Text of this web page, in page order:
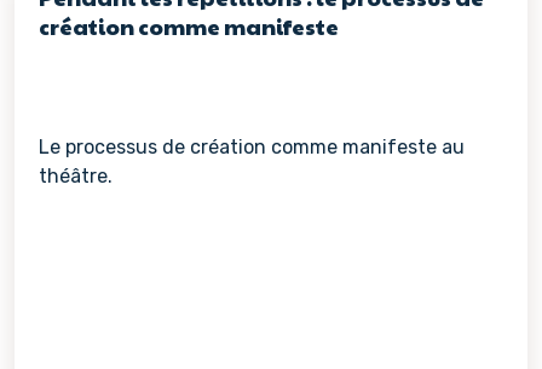
création comme manifeste
Le processus de création comme manifeste au
théâtre.